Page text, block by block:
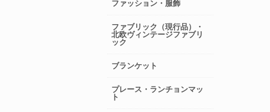
ファッション・服飾
ファブリック（現行品）・
北欧ヴィンテージファブリ
ック
ブランケット
プレース・ランチョンマッ
ト